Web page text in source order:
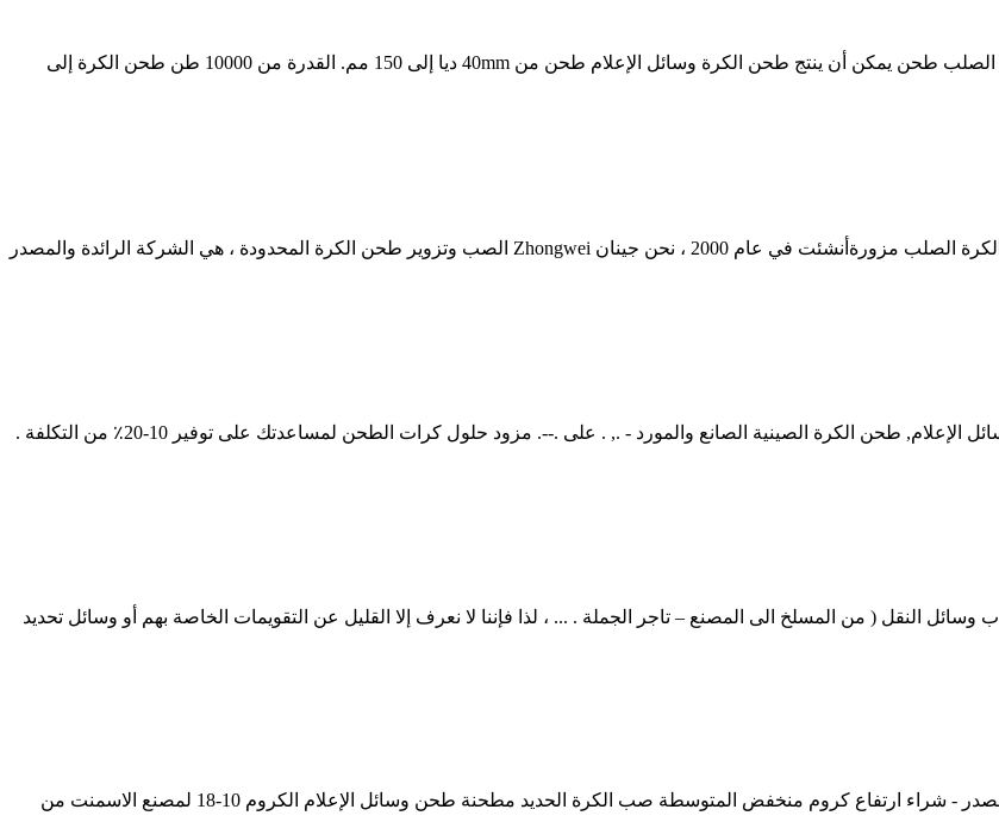
ارتفاع كروم طحن خط وسائل الإعلام الكرة الصب ، خط إنتاج. خط إنتاج كرات الصلب طحن يمكن أن ينتج طحن الكرة وسائل الإعلام طحن من 40mm ديا إلى 150 مم. القدرة من 10000 طن طحن الكرة إلى
مرحبا الكروم الصلب طحن كرات وسائل الإعلام في. المتداول الساخنة طحن الكرة الصلب مزورةأنشئت في عام 2000 ، نحن جينان Zhongwei الصب وتزوير طحن الكرة المحدودة ، هي الشركة الرائدة والمصدر
الصين الصب طحن الكرة وسائل الإعلام المورد, الصينية مزورة طحن الكرة وسائل الإعلام, طحن الكرة الصينية الصانع والمورد - ., . على .--. مزود حلول كرات الطحن لمساعدتك على توفير 10-20٪ من التكلفة .
معلومات عن مرحبا كروم طحن وسائل الإعلام الكرات الحصول على السعر 3 ب وسائل النقل ( من المسلخ الى المصنع – تاجر الجملة . ... ، لذا فإننا لا نعرف إلا القليل عن التقويمات الخاصة بهم أو وسائل تحديد
مرحبا كروم كرات طحن وسائل الإعلام. جودة كرات الحديد الزهر مصنعين & مصدر - شراء ارتفاع كروم منخفض المتوسطة صب الكرة الحديد مطحنة طحن وسائل الإعلام الكروم 10-18 لمصنع الاسمنت من